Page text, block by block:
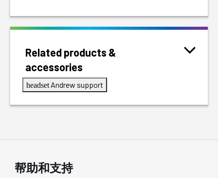
Related products &
accessories
headset Andrew support
帮助和支持